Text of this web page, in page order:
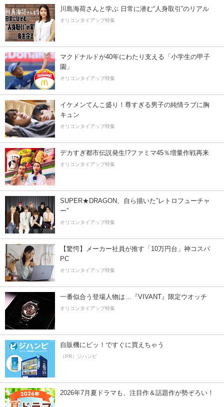
川島海荷さんと学ぶ 日常に潜む“人身取引”のリアル
オリコンタイアップ特集
マクドナルドが40年にわたり支える「小学生の甲子
園」
オリコンタイアップ特集
イケメンてんこ盛り！尊すぎる男子の純情ラブに胸
キュン
オリコンタイアップ特集
デカすぎ都市伝説発生!?ファミマ45％増量作戦再来
オリコンタイアップ特集
SUPER★DRAGON、自ら描いた”レトロフューチャ
ー”
オリコンタイアップ特集
【驚愕】メーカー社員が推す「10万円台」神コスパ
PC
オリコンタイアップ特集
一番似合う登場人物は…『VIVANT』限定ウオッチ
オリコンタイアップ特集
自販機にピッ！ですぐに買えちゃう
（PR）ジハンピ
2026年7月夏ドラマも、注目作＆話題作が勢ぞろい！